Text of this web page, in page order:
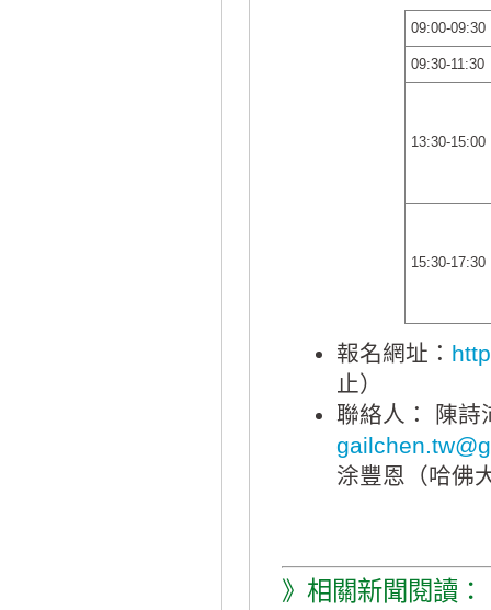
09:00-09:30
09:30-11:30
13:30-15:00
15:30-17:30
報名網址：
止）
聯絡人： 陳詩
涂豐恩（哈佛
》相關新聞閱讀：